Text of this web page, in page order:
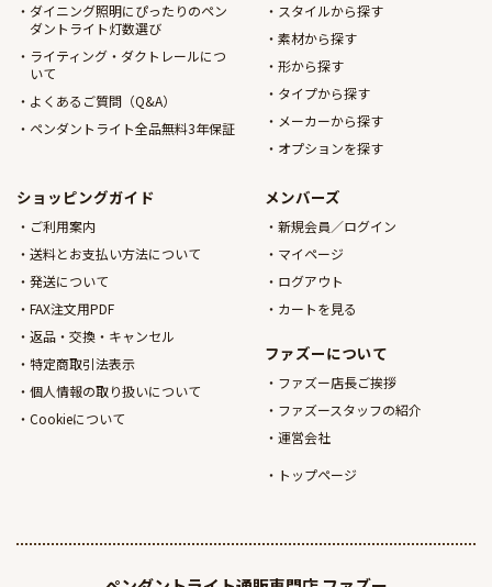
ダイニング照明にぴったりのペン
ダントライト灯数選び
ライティング・ダクトレールにつ
いて
よくあるご質問（Q&A）
ペンダントライト全品無料3年保証
スタイルから探す
素材から探す
形から探す
タイプから探す
メーカーから探す
オプションを探す
ショッピングガイド
ご利用案内
送料とお支払い方法について
発送について
FAX注文用PDF
返品・交換・キャンセル
特定商取引法表示
個人情報の取り扱いについて
Cookieについて
メンバーズ
新規会員／ログイン
マイページ
ログアウト
カートを見る
ファズーについて
ファズー店長ご挨拶
ファズースタッフの紹介
運営会社
トップページ